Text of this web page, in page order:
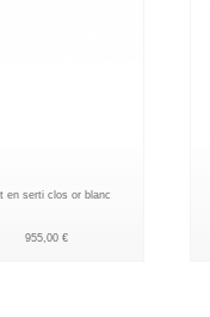
en serti clos or blanc
955,00 €